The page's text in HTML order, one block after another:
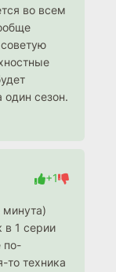
во всем
сезон.
+1
минута)
в 1 серии
по-
то техника